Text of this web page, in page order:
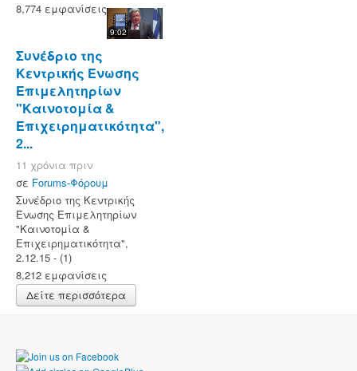
8,774 εμφανίσεις
9:02
Συνέδριο της
Κεντρικής Ένωσης
Επιμελητηρίων
"Καινοτομία &
Επιχειρηματικότητα",
2...
11 χρόνια πριν
σε Forums-Φόρουμ
Συνέδριο της Κεντρικής
Ένωσης Επιμελητηρίων
"Καινοτομία &
Επιχειρηματικότητα",
2.12.15 - (1)
8,212 εμφανίσεις
Δείτε περισσότερα